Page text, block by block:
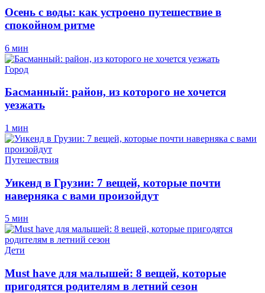
Осень с воды: как устроено путешествие в
спокойном ритме
6 мин
Город
Басманный: район, из которого не хочется
уезжать
1 мин
Путешествия
Уикенд в Грузии: 7 вещей, которые почти
наверняка с вами произойдут
5 мин
Дети
Must have для малышей: 8 вещей, которые
пригодятся родителям в летний сезон